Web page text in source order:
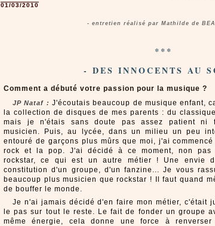
01/03/2010
- entretien réalisé par Mathilde de
***
- DES INNOCENTS AU
Comment a débuté votre passion pour la musique ?
JP Nataf : J'écoutais beaucoup de musique enfant,
la collection de disques de mes parents : du
mais je n'étais sans doute pas assez patient ni
musicien. Puis, au lycée, dans un milieu un peu
entouré de garçons plus mûrs que moi, j'ai
rock et la pop. J'ai décidé à ce moment, non pas
rockstar, ce qui est un autre métier ! Une envie
constitution d'un groupe, d'un fanzine... Je vous
beaucoup plus musicien que rockstar ! Il faut quand
de bouffer le monde.
Je n'ai jamais décidé d'en faire mon métier, c'était
le pas sur tout le reste. Le fait de fonder un groupe
même énergie, cela donne une force à